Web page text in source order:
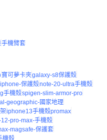
手機臂套
寶可夢卡夾galaxy-s8保護殼
iphone-保護殼note-20-ultra手機殼
手機殼spigen-slim-armor-pro
geographic-國家地理
iphone13手機殼promax
pro-max-手機殼
magsafe-保護套
機殼